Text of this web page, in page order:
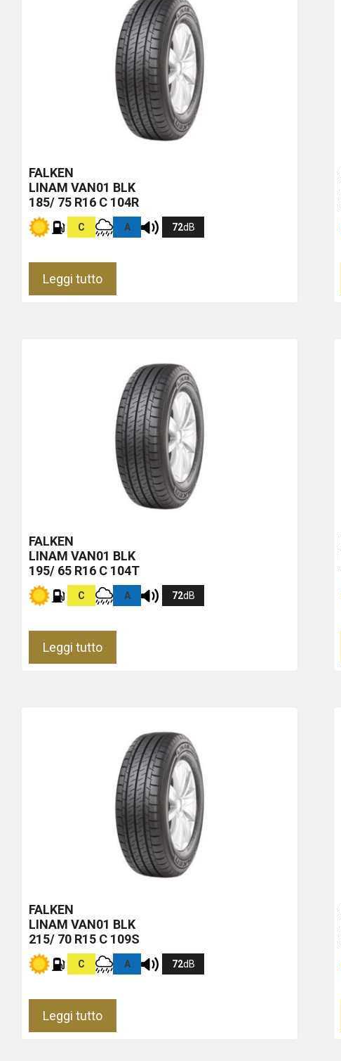
FALKEN
LINAM VAN01 BLK
185/ 75 R16 C 104R
C A 72dB
Leggi tutto
FALKEN
LINAM VAN01 BLK
195/ 65 R16 C 104T
C A 72dB
Leggi tutto
FALKEN
LINAM VAN01 BLK
215/ 70 R15 C 109S
C A 72dB
Leggi tutto